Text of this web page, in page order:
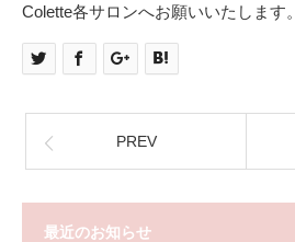
Colette各サロンへお願いいたします。
PREV
最近のお知らせ